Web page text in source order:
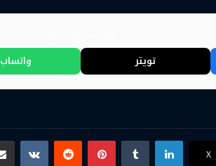
تويتر واتساب
‫X
لينكدإن بينتيريست